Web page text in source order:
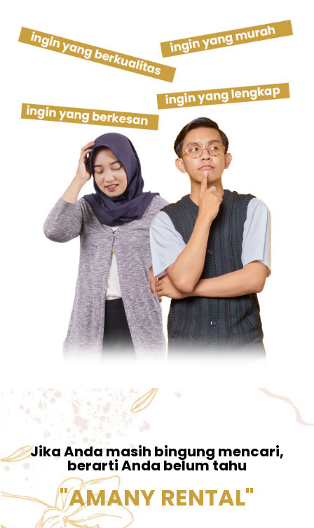
Jika Anda masih bingung mencari,
berarti Anda belum tahu
"AMANY RENTAL"